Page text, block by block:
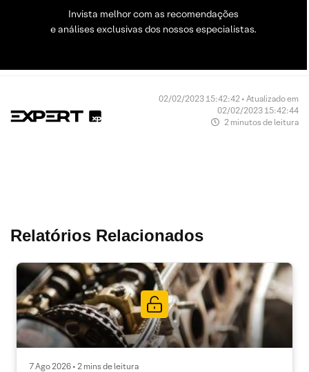
Invista melhor com as recomendações
e análises exclusivas dos nossos especialistas.
02/02/2023 15:42:42 • Atualizado em
02/02/2023 15:42:44
2 minutos de leitura
Relatórios Relacionados
7 Ago 2026 • 2 mins de leitura